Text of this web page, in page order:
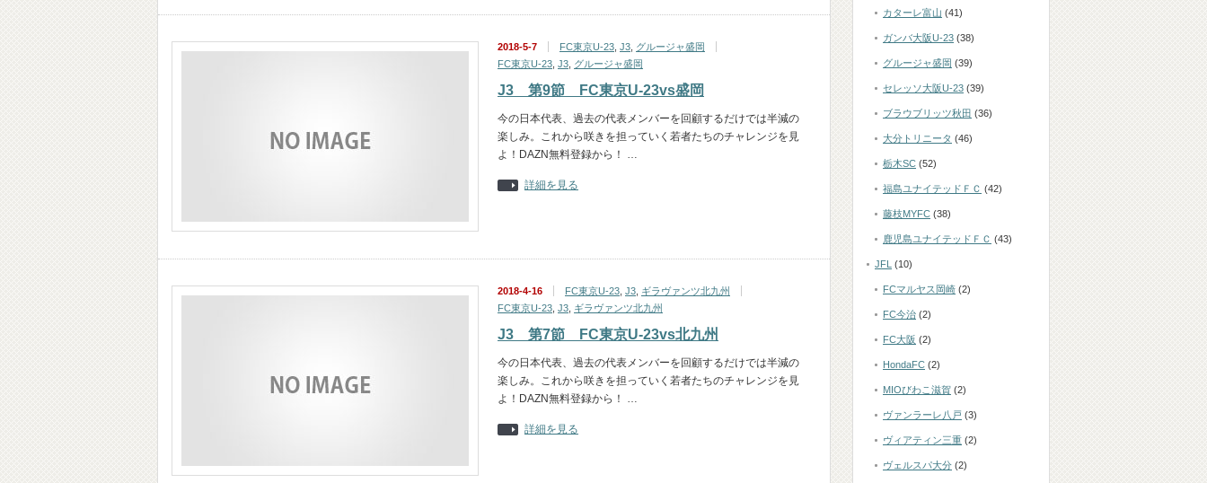
2018-5-7 FC東京U-23 J3 グルージャ盛岡
FC東京U-23 J3 グルージャ盛岡
J3 第9節 FC東京U-23vs盛岡
今の日本代表、過去の代表メンバーを回顧するだけでは半減の
楽しみ。これから咲きを担っていく若者たちのチャレンジを見
よ！DAZN無料登録から！ …
詳細を見る
2018-4-16 FC東京U-23 J3 ギラヴァンツ北九州
FC東京U-23 J3 ギラヴァンツ北九州
J3 第7節 FC東京U-23vs北九州
今の日本代表、過去の代表メンバーを回顧するだけでは半減の
楽しみ。これから咲きを担っていく若者たちのチャレンジを見
よ！DAZN無料登録から！ …
詳細を見る
カターレ富山 (41)
ガンバ大阪U-23 (38)
グルージャ盛岡 (39)
セレッソ大阪U-23 (39)
ブラウブリッツ秋田 (36)
大分トリニータ (46)
栃木SC (52)
福島ユナイテッドＦＣ (42)
藤枝MYFC (38)
鹿児島ユナイテッドＦＣ (43)
JFL (10)
FCマルヤス岡崎 (2)
FC今治 (2)
FC大阪 (2)
HondaFC (2)
MIOびわこ滋賀 (2)
ヴァンラーレ八戸 (3)
ヴィアティン三重 (2)
ヴェルスパ大分 (2)